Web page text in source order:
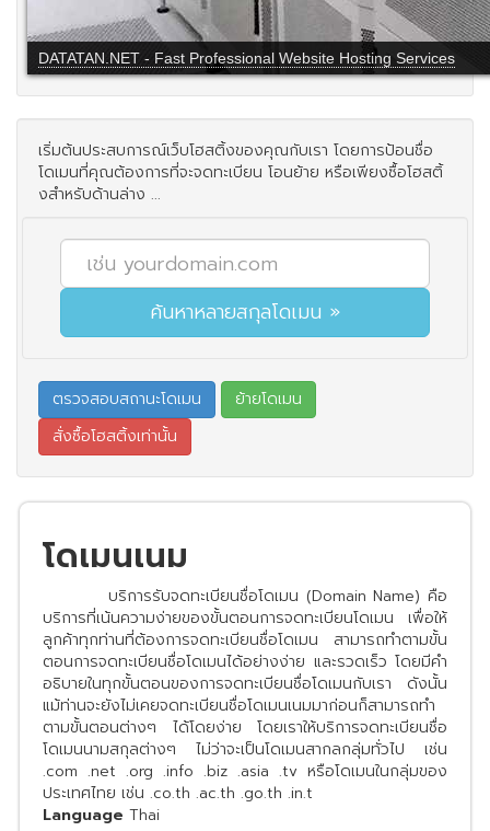
DATATAN.NET - Fast Professional Website Hosting Services
เริ่มต้นประสบการณ์เว็บโฮสติ้งของคุณกับเรา โดยการป้อนชื่อ
โดเมนที่คุณต้องการที่จะจดทะเบียน โอนย้าย หรือเพียงซื้อโฮสติ้
งสำหรับด้านล่าง ...
โดเมนเนม
บริการรับจดทะเบียนชื่อโดเมน (Domain Name) คือ
บริการที่เน้นความง่ายของขั้นตอนการจดทะเบียนโดเมน เพื่อให้
ลูกค้าทุกท่านที่ต้องการจดทะเบียนชื่อโดเมน สามารถทำตามขั้น
ตอนการจดทะเบียนชื่อโดเมนได้อย่างง่าย และรวดเร็ว โดยมีคำ
อธิบายในทุกขั้นตอนของการจดทะเบียนชื่อโดเมนกับเรา ดังนั้น
แม้ท่านจะยังไม่เคยจดทะเบียนชื่อโดเมนเนมมาก่อนก็สามารถทำ
ตามขั้นตอนต่างๆ ได้โดยง่าย โดยเราให้บริการจดทะเบียนชื่อ
โดเมนนามสกุลต่างๆ ไม่ว่าจะเป็นโดเมนสากลกลุ่มทั่วไป เช่น
.com .net .org .info .biz .asia .tv หรือโดเมนในกลุ่มของ
ประเทศไทย เช่น .co.th .ac.th .go.th .in.t
Language Thai